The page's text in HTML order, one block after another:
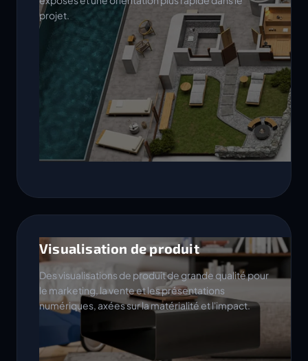
projet.
Visualisation de produit
Des visualisations de produit de grande qualité pour
le marketing, la vente et les présentations
numériques, axées sur la matérialité et l'impact.